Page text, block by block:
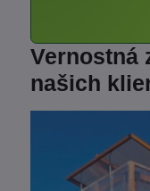
Vernostná
našich